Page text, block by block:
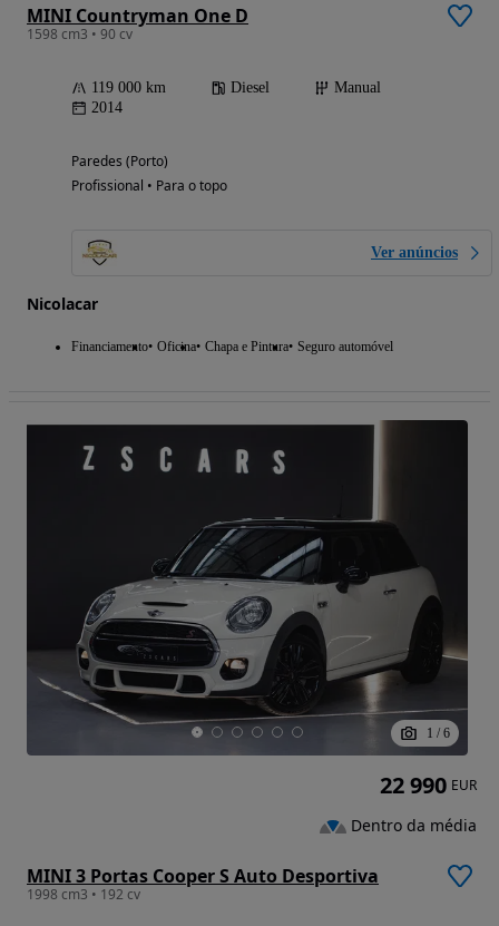
MINI Countryman One D
1598 cm3 • 90 cv
119 000 km Diesel
Manual
2014
Paredes (Porto)
Profissional • Para o topo
Ver anúncios
Nicolacar
Financiamento Oficina Chapa e Pintura Seguro automóvel
1 / 6
MINI 3 Portas Cooper S Auto Desportiva
1998 cm3 • 192 cv
22 990 EUR
Dentro da média